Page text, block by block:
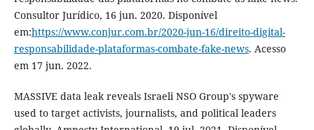
Consultor Jurídico, 16 jun. 2020. Disponível
em:https://www.conjur.com.br/2020-jun-16/direito-digital-
responsabilidade-plataformas-combate-fake-news. Acesso
em 17 jun. 2022.
MASSIVE data leak reveals Israeli NSO Group's spyware
used to target activists, journalists, and political leaders